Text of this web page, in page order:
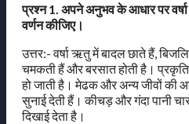
प्रश्न 1. अपने अनुभव के आधार पर
वर्णन कीजिए।
उत्तर:- वर्षा ऋतु में बादल छाते हैं,
चमकती हैं और बरसात होती है। प्रकृति
हो जाती है। मेढक और अन्य जीवों की
सुनाई देती हैं। कीचड़ और गंदा पानी
दिखाई देता है।